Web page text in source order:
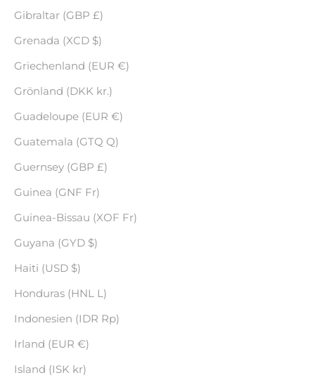
Gibraltar (GBP £)
Grenada (XCD $)
Griechenland (EUR €)
Grönland (DKK kr.)
Guadeloupe (EUR €)
Guatemala (GTQ Q)
Guernsey (GBP £)
Guinea (GNF Fr)
Guinea-Bissau (XOF Fr)
Guyana (GYD $)
Haiti (USD $)
Honduras (HNL L)
Indonesien (IDR Rp)
Irland (EUR €)
Island (ISK kr)